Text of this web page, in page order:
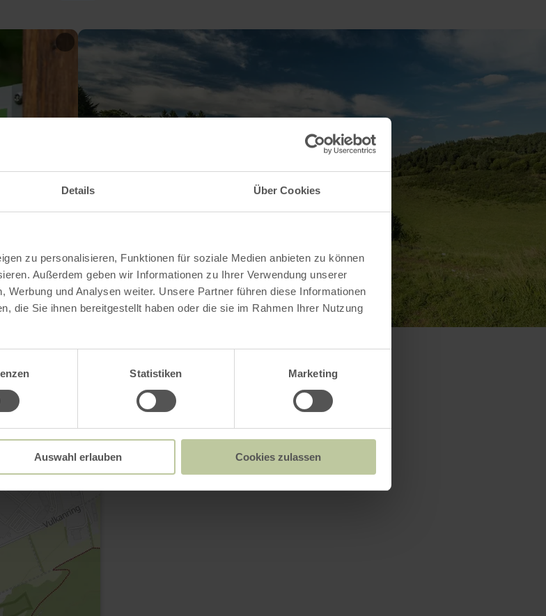
Details Über Cookies
zu personalisieren, Funktionen für soziale Medien anbieten zu können
Außerdem geben wir Informationen zu Ihrer Verwendung unserer
Werbung und Analysen weiter. Unsere Partner führen diese Informationen
die Sie ihnen bereitgestellt haben oder die sie im Rahmen Ihrer Nutzung
Statistiken Marketing
Auswahl erlauben Cookies zulassen
Contact